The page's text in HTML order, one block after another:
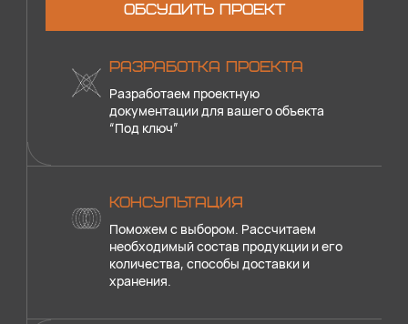
ОБСУДИТЬ ПРОЕКТ
РАЗРАБОТКА ПРОЕКТА
Разработаем проектную
документации для вашего объекта
“Под ключ”
КОНСУЛЬТАЦИЯ
Поможем с выбором. Рассчитаем
необходимый состав продукции и его
количества, способы доставки и
хранения.